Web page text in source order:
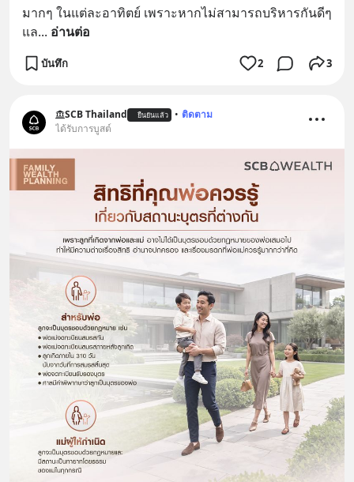
มากๆ ในแต่ละอาทิตย์ เพราะหากไม่สามารถบริหารกันดีๆ
แล... อ่านต่อ
บันทึก 2 3
SCB Thailand ยืนยันแล้ว • ติดตาม
ได้รับการบูสต์